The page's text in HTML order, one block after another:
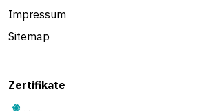
Impressum
Sitemap
Zertifikate